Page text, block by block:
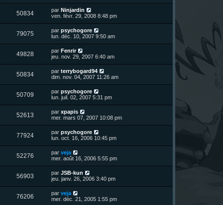
e
s
s
a
g
e
s
r
m
e
s
s
a
g
e
u
s
i
e
r
m
e
s
s
a
g
e
50834V
u
s
D
e
i
e
r
m
e
s
s
a
g
e
par Ninjardin
ven. févr. 29, 2008 8:48 pm
79075V
u
s
D
e
i
e
r
m
e
s
s
a
g
e
par psychogore
lun. déc. 10, 2007 9:50 am
49828V
u
s
D
e
i
e
r
m
e
s
s
a
g
e
par Fenrir
jeu. nov. 29, 2007 6:40 am
50834V
u
s
D
e
i
e
r
m
e
s
s
a
g
e
par terrybogard94
dim. nov. 04, 2007 11:26 am
50709V
u
s
D
e
i
e
r
m
e
s
s
a
g
e
par psychogore
lun. juil. 02, 2007 5:31 pm
52613V
u
s
D
e
i
e
r
m
e
s
s
a
g
e
par xpapis
mer. mars 07, 2007 10:08 pm
77924V
u
s
D
e
i
e
r
m
e
s
s
a
g
par psychogore
lun. oct. 16, 2006 10:45 pm
52276V
u
s
D
e
i
e
r
m
e
par veja
mer. août 16, 2006 5:55 pm
56903V
u
D
e
i
e
par JSB-kun
jeu. janv. 26, 2006 3:40 pm
76206V
D
e
par veja
mer. déc. 21, 2005 1:55 pm